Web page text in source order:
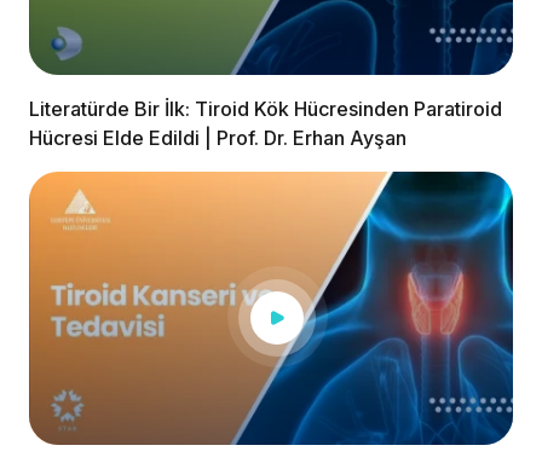
Literatürde Bir İlk: Tiroid Kök Hücresinden Paratiroid
Hücresi Elde Edildi | Prof. Dr. Erhan Ayşan